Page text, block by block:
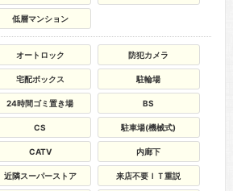
低層マンション
オートロック 防犯カメラ
宅配ボックス 駐輪場
24時間ゴミ置き場 BS
CS 駐車場(機械式)
CATV 内廊下
近隣スーパーストア 来店不要ＩＴ重説